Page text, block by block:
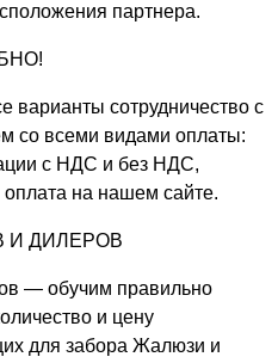
партнера.
варианты сотрудничество с
со всеми видами оплаты:
с НДС и без НДС,
на нашем сайте.
И ДИЛЕРОВ
— обучим правильно
и цену
для забора Жалюзи и